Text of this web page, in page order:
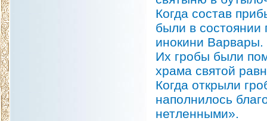
Когда состав
были в состоянии
инокини Варвары.
Их гробы были
храма святой
Когда открыли
наполнилось
нетленными».